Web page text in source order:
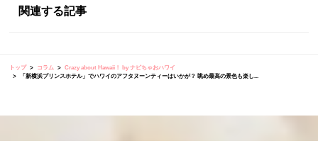
関連する記事
トップ コラム
Crazy about Hawaii！ by ナビちゃおハワイ
「新横浜プリンスホテル」でハワイのアフタヌーンティーはいかが？ 眺め最高の景色も楽し...